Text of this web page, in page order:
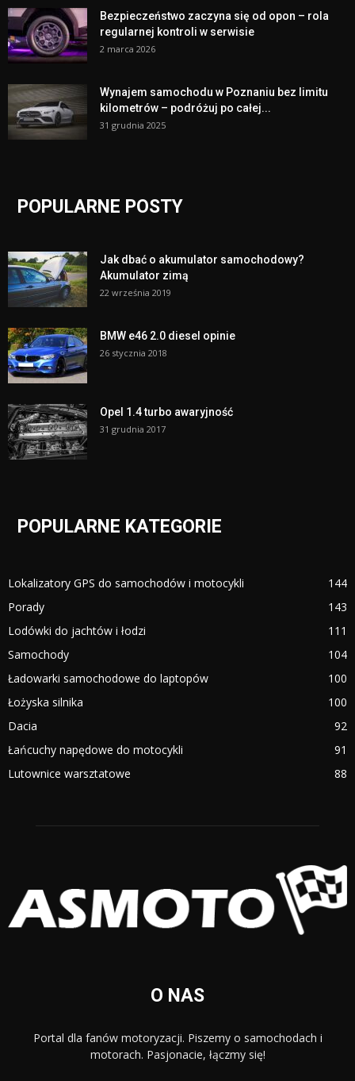
Bezpieczeństwo zaczyna się od opon – rola
regularnej kontroli w serwisie
2 marca 2026
Wynajem samochodu w Poznaniu bez limitu
kilometrów – podróżuj po całej...
31 grudnia 2025
POPULARNE POSTY
Jak dbać o akumulator samochodowy?
Akumulator zimą
22 września 2019
BMW e46 2.0 diesel opinie
26 stycznia 2018
Opel 1.4 turbo awaryjność
31 grudnia 2017
POPULARNE KATEGORIE
Lokalizatory GPS do samochodów i motocykli
144
Porady
143
Lodówki do jachtów i łodzi
111
Samochody
104
Ładowarki samochodowe do laptopów
100
Łożyska silnika
100
Dacia
92
Łańcuchy napędowe do motocykli
91
Lutownice warsztatowe
88
O NAS
Portal dla fanów motoryzacji. Piszemy o samochodach i
motorach. Pasjonacie, łączmy się!